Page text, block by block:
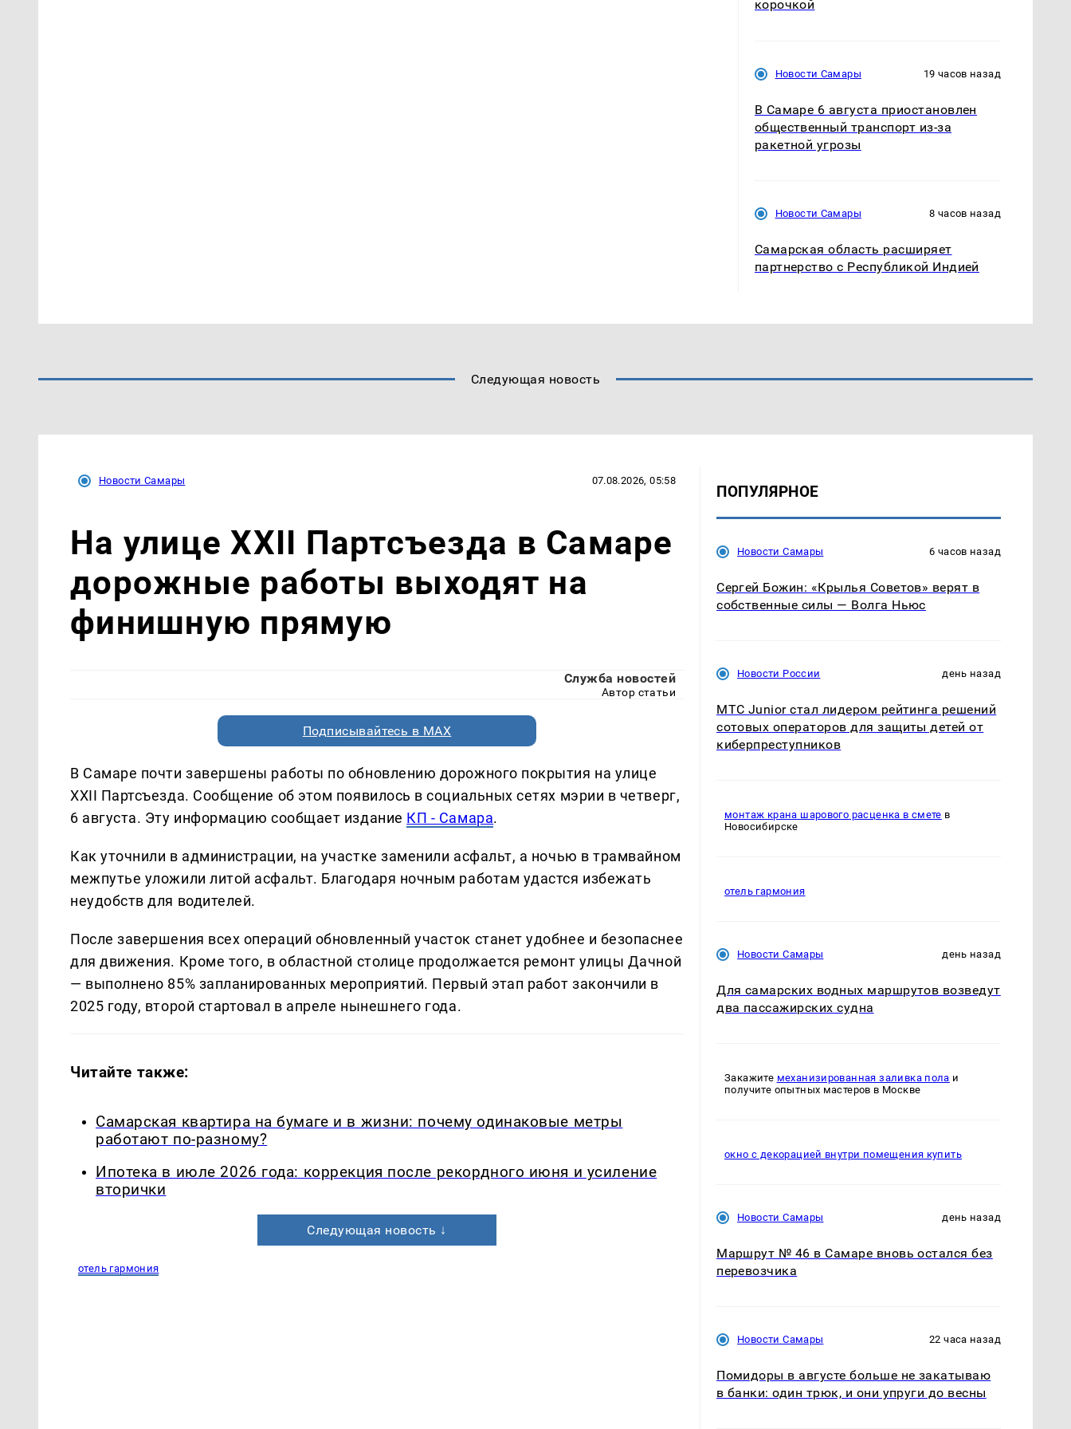
корочкой
Новости Самары 19 часов назад
В Самаре 6 августа приостановлен
общественный транспорт из-за
ракетной угрозы
Новости Самары 8 часов назад
Самарская область расширяет
партнерство с Республикой Индией
Следующая новость
Новости Самары 07.08.2026, 05:58
На улице XXII Партсъезда в Самаре
дорожные работы выходят на
финишную прямую
Служба новостей
Автор статьи
Подписывайтесь в MAX
В Самаре почти завершены работы по обновлению дорожного покрытия на улице
XXII Партсъезда. Сообщение об этом появилось в социальных сетях мэрии в четверг,
6 августа. Эту информацию сообщает издание КП - Самара.
Как уточнили в администрации, на участке заменили асфальт, а ночью в трамвайном
межпутье уложили литой асфальт. Благодаря ночным работам удастся избежать
неудобств для водителей.
После завершения всех операций обновленный участок станет удобнее и безопаснее
для движения. Кроме того, в областной столице продолжается ремонт улицы Дачной
— выполнено 85% запланированных мероприятий. Первый этап работ закончили в
2025 году, второй стартовал в апреле нынешнего года.
Читайте также:
Самарская квартира на бумаге и в жизни: почему одинаковые метры
работают по-разному?
Ипотека в июле 2026 года: коррекция после рекордного июня и усиление
вторички
Следующая новость ↓
отель гармония
ПОПУЛЯРНОЕ
Новости Самары 6 часов назад
Сергей Божин: «Крылья Советов» верят в
собственные силы — Волга Ньюс
Новости России день назад
МТС Junior стал лидером рейтинга решений
сотовых операторов для защиты детей от
киберпреступников
монтаж крана шарового расценка в смете в
Новосибирске
отель гармония
Новости Самары день назад
Для самарских водных маршрутов возведут
два пассажирских судна
Закажите механизированная заливка пола и
получите опытных мастеров в Москве
окно с декорацией внутри помещения купить
Новости Самары день назад
Маршрут № 46 в Самаре вновь остался без
перевозчика
Новости Самары 22 часа назад
Помидоры в августе больше не закатываю
в банки: один трюк, и они упруги до весны